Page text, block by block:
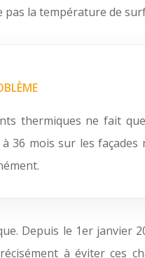
pas la température de
thermiques ne fait
36 mois sur les
Depuis le 1er janvier
à éviter ces